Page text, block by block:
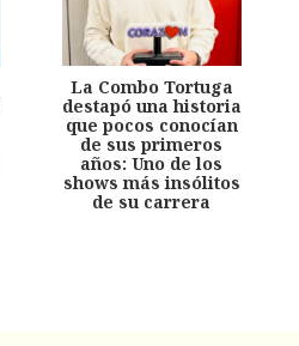
La Combo Tortuga
destapó una historia
que pocos conocían
de sus primeros
años: Uno de los
shows más insólitos
de su carrera